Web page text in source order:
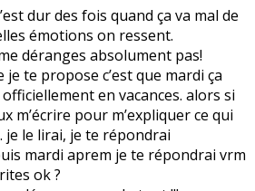
dur des fois quand ça va mal de
émotions on ressent.
déranges absolument pas!
je te propose c’est que mardi ça
en vacances. alors si
m’écrire pour m’expliquer ce qui
je le lirai, je te répondrai
mardi aprem je te répondrai vrm
ok ?